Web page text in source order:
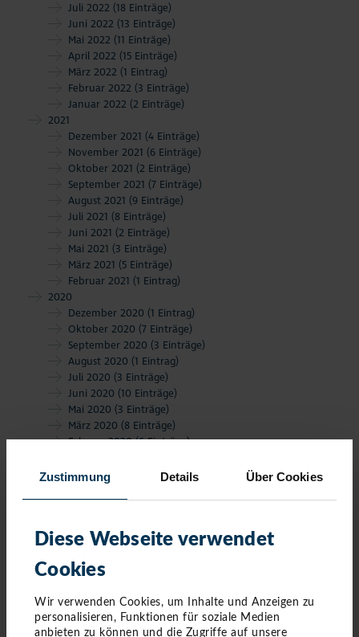
Zustimmung Details Über Cookies
Diese Webseite verwendet
Cookies
Wir verwenden Cookies, um Inhalte und Anzeigen zu
personalisieren, Funktionen für soziale Medien
anbieten zu können und die Zugriffe auf unsere
Juli 2022 (18 Einträge)
Juni 2022 (13 Einträge)
Mai 2022 (11 Einträge)
April 2022 (15 Einträge)
März 2022 (1 Eintrag)
Februar 2022 (3 Einträge)
Januar 2022 (2 Einträge)
2021
Dezember 2021 (4 Einträge)
November 2021 (6 Einträge)
Oktober 2021 (2 Einträge)
September 2021 (7 Einträge)
August 2021 (9 Einträge)
Juli 2021 (8 Einträge)
Juni 2021 (2 Einträge)
Mai 2021 (3 Einträge)
März 2021 (5 Einträge)
Februar 2021 (1 Eintrag)
2020
Dezember 2020 (1 Eintrag)
Oktober 2020 (7 Einträge)
September 2020 (3 Einträge)
August 2020 (1 Eintrag)
Juli 2020 (3 Einträge)
Juni 2020 (10 Einträge)
Mai 2020 (3 Einträge)
März 2020 (8 Einträge)
Februar 2020(6 Einträge)